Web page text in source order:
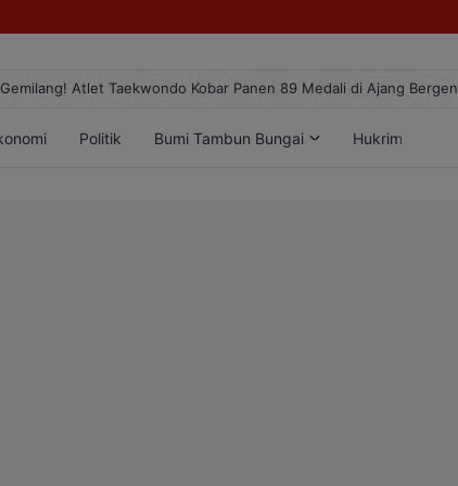
Gemilang! Atlet Taekwondo Kobar Panen 89 Medali di Ajang
Politik Bumi Tambun Bungai Hukrim